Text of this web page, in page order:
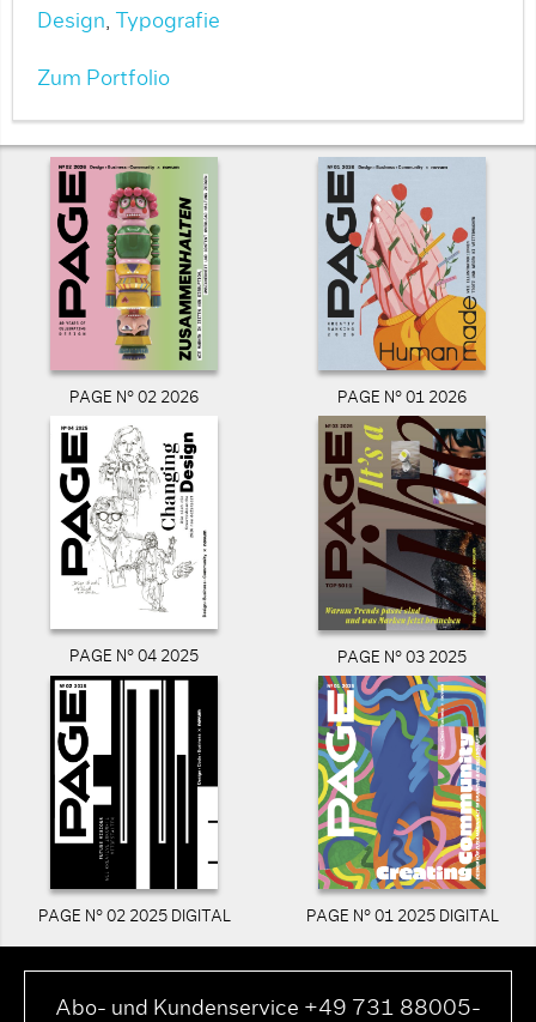
Design, Typografie
Zum Portfolio
PAGE N° 02 2026 PAGE N° 01 2026
PAGE N° 04 2025 PAGE N° 03 2025
PAGE N° 02 2025 DIGITAL PAGE N° 01 2025 DIGITAL
Abo- und Kundenservice +49 731 88005-